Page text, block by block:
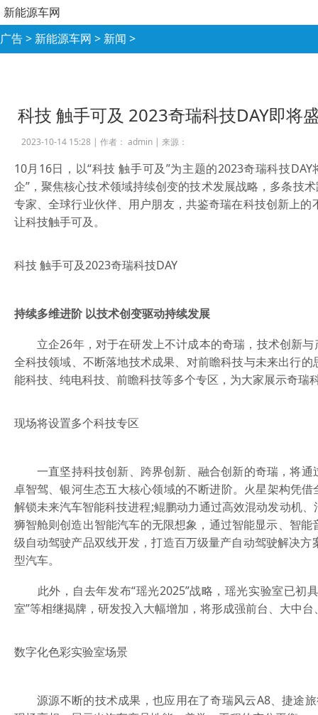
新能源车网
广告> 新能源车网 > 新闻 >
科技 触手可及 2023奇瑞科技DAY即将
2023-10-14 15:28 | 作者： admin| 来源：
10月16日，以“科技 触手可及”为主题的2023奇瑞科技
企”，聚焦核心技术领域持续创变的技术发展战略，多条技
专家、全球行业伙伴、用户朋友，共鉴奇瑞在科技创新上
让科技触手可及。
科技 触手可及2023奇瑞科技DAY
持续多维进阶 以技术创变驱动持续发展
立企26年，对于在研发上不计成本的奇瑞，技术创新与
全科技领域、不断落地技术成果、对前瞻科技与未来出行
能科技、纯电科技、前瞻科技等多个专区，为大家展示奇瑞
现场将设置多个科技专区
一直坚持科技创新、跨界创新、融合创新的奇瑞，将通
卓智驾、银河生态五大核心领域的不断进阶。火星架构凭
解锁未来汽车智能科技进程;鲲鹏动力通过高效混动发动机
狮智舱则创造出智能汽车的无限想象，通过智能显示、智
级自动驾驶产品双线开发，打造百万级量产自动驾驶解决
型汽车。
此外，自去年发布“瑶光2025”战略，瑶光实验室已初具
室”等相继揭牌，研发投入大幅增加，将形成强前台、大中
数字化色彩实验室场景
源源不断的技术成果，也应用在了奇瑞风云A8、捷途旅